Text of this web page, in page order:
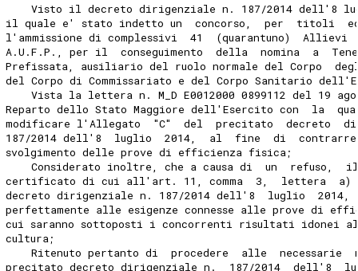
Visto il decreto dirigenziale n. 187/2014 dell'8
il quale e' stato indetto un  concorso,  per  titoli
l'ammissione di complessivi  41  (quarantuno)
A.U.F.P., per il  conseguimento  della  nomina  a
Prefissata, ausiliario del ruolo normale del Corpo
del Corpo di Commissariato e del Corpo Sanitario
Vista la lettera n. M_D E0012000 0899112 del 19
Reparto dello Stato Maggiore dell'Esercito con  la
modificare l'Allegato  "C"  del  precitato  decreto
187/2014 dell'8  luglio  2014,  al  fine  di
svolgimento delle prove di efficienza fisica;
Considerato inoltre, che a causa di  un  refuso,
certificato di cui all'art. 11, comma  3,  lettera  a)
decreto dirigenziale n. 187/2014 dell'8  luglio  2014,
perfettamente alle esigenze connesse alle prove di
cui saranno sottoposti i concorrenti risultati idonei
cultura;
Ritenuto pertanto di  procedere  alle  necessarie
precitato decreto dirigenziale n.  187/2014  dell'8